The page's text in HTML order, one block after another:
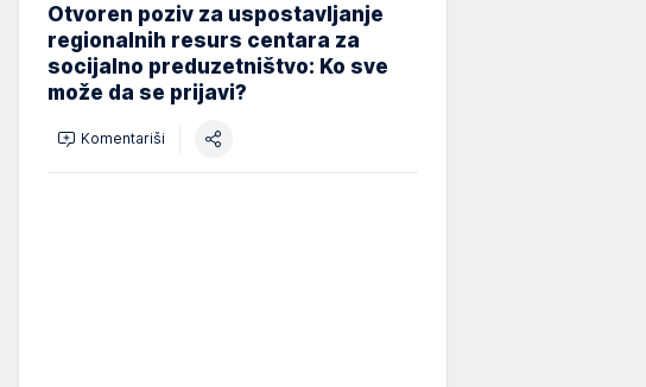
Otvoren poziv za uspostavljanje
regionalnih resurs centara za
socijalno preduzetništvo: Ko sve
može da se prijavi?
Komentariši